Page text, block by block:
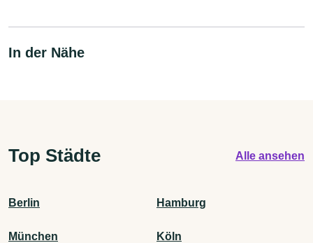
In der Nähe
Top Städte Alle ansehen
Berlin Hamburg
München Köln